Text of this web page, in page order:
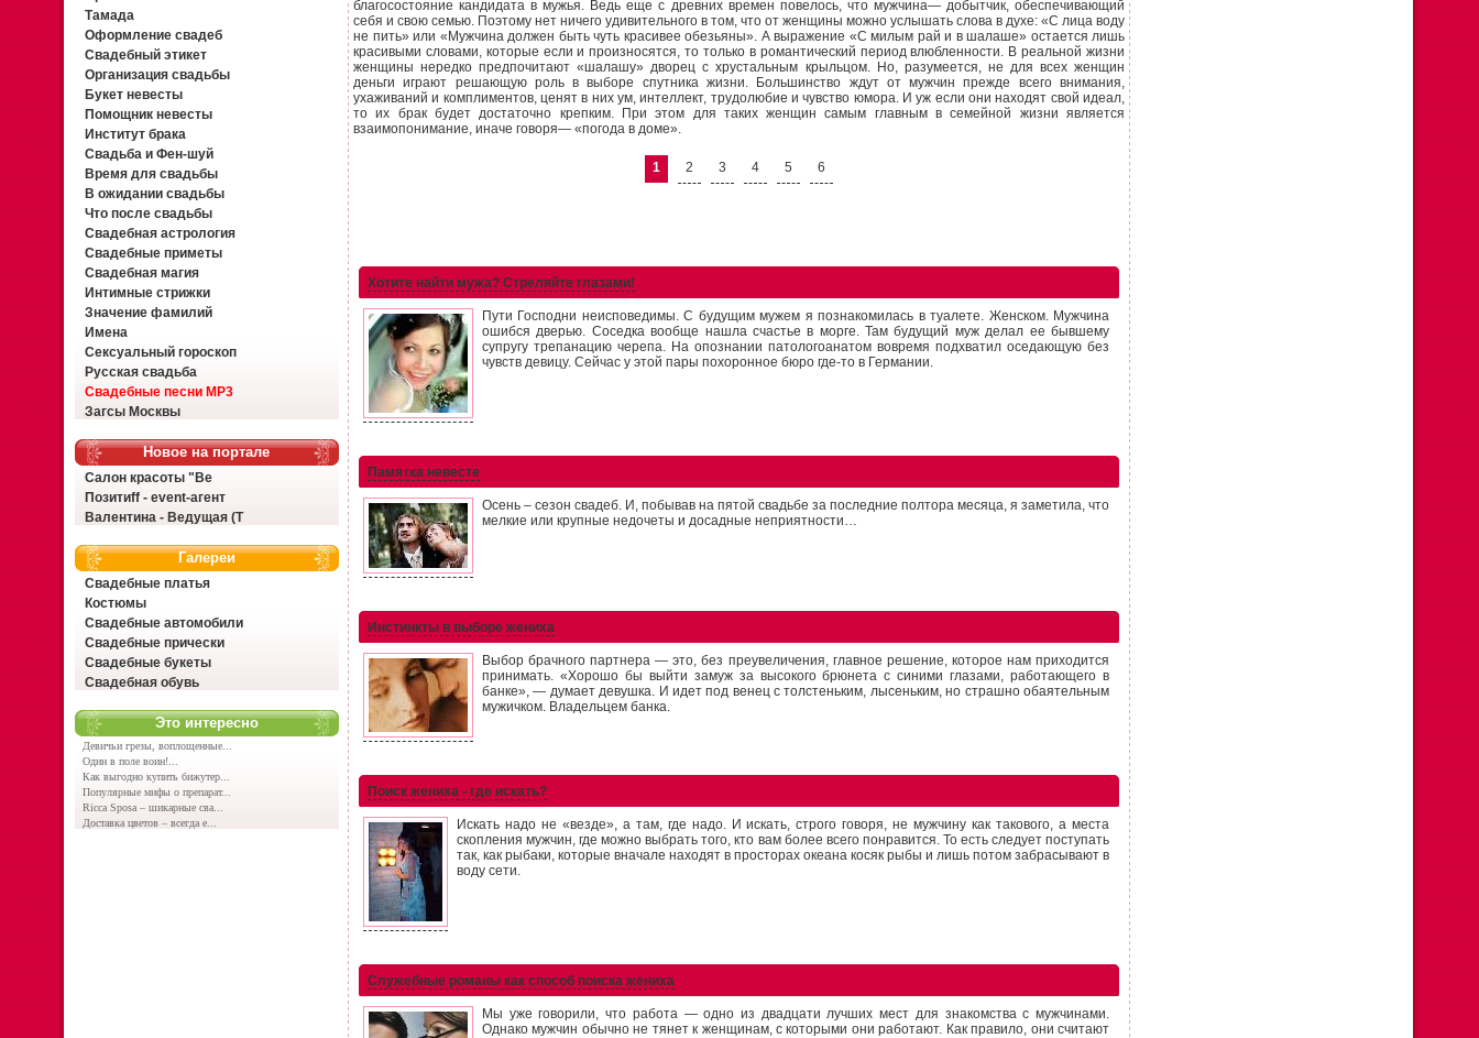
Тамада
Оформление свадеб
Свадебный этикет
Организация свадьбы
Букет невесты
Помощник невесты
Институт брака
Свадьба и Фен-шуй
Время для свадьбы
В ожидании свадьбы
Что после свадьбы
Свадебная астрология
Свадебные приметы
Свадебная магия
Интимные стрижки
Значение фамилий
Имена
Сексуальный гороскоп
Русская свадьба
Свадебные песни MP3
Загсы Москвы
Новое на портале
Салон красоты "Ве
Позитиff - event-агент
Валентина - Ведущая (Т
Галереи
Свадебные платья
Костюмы
Свадебные автомобили
Свадебные прически
Свадебные букеты
Свадебная обувь
Это интересно
Девичьи грезы, воплощенные...
Один в поле воин!...
Как выгодно купить бижутер...
Популярные мифы о препарат...
Ricca Sposa – шикарные сва...
Доставка цветов – всегда е...
благосостояние кандидата в мужья. Ведь еще с древних времен повелось, что мужчина— добытчик, обеспечивающий
себя и свою семью. Поэтому нет ничего удивительного в том, что от женщины можно услышать слова в духе: «С лица воду
не пить» или «Мужчина должен быть чуть красивее обезьяны». А выражение «С милым рай и в шалаше» остается лишь
красивыми словами, которые если и произносятся, то только в романтический период влюбленности. В реальной жизни
женщины нередко предпочитают «шалашу» дворец с хрустальным крыльцом. Но, разумеется, не для всех женщин
деньги играют решающую роль в выборе спутника жизни. Большинство ждут от мужчин прежде всего внимания,
ухаживаний и комплиментов, ценят в них ум, интеллект, трудолюбие и чувство юмора. И уж если они находят свой идеал,
то их брак будет достаточно крепким. При этом для таких женщин самым главным в семейной жизни является
взаимопонимание, иначе говоря— «погода в доме».
1 2 3 4 5 6
Хотите найти мужа? Стреляйте глазами!
Пути Господни неисповедимы. С будущим мужем я познакомилась в туалете. Женском. Мужчина
ошибся дверью. Соседка вообще нашла счастье в морге. Там будущий муж делал ее бывшему
супругу трепанацию черепа. На опознании патологоанатом вовремя подхватил оседающую без
чувств девицу. Сейчас у этой пары похоронное бюро где-то в Германии.
Памятка невесте
Осень – сезон свадеб. И, побывав на пятой свадьбе за последние полтора месяца, я заметила, что
мелкие или крупные недочеты и досадные неприятности…
Инстинкты в выборе жениха
Выбор брачного партнера — это, без преувеличения, главное решение, которое нам приходится
принимать. «Хорошо бы выйти замуж за высокого брюнета с синими глазами, работающего в
банке», — думает девушка. И идет под венец с толстеньким, лысеньким, но страшно обаятельным
мужичком. Владельцем банка.
Поиск жениха - где искать?
Искать надо не «везде», а там, где надо. И искать, строго говоря, не мужчину как такового, а места
скопления мужчин, где можно выбрать того, кто вам более всего понравится. То есть следует поступать
так, как рыбаки, которые вначале находят в просторах океана косяк рыбы и лишь потом забрасывают в
воду сети.
Служебные романы как способ поиска жениха
Мы уже говорили, что работа — одно из двадцати лучших мест для знакомства с мужчинами.
Однако мужчин обычно не тянет к женщинам, с которыми они работают. Как правило, они считают